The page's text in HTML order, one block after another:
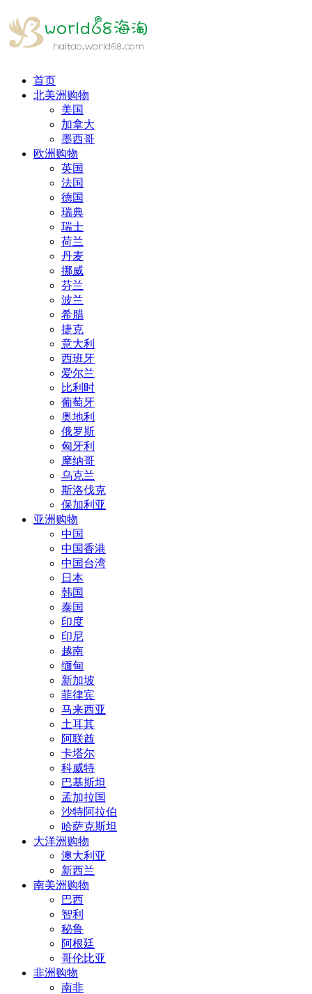
首页
北美洲购物
美国
加拿大
墨西哥
欧洲购物
英国
法国
德国
瑞典
瑞士
荷兰
丹麦
挪威
芬兰
波兰
希腊
捷克
意大利
西班牙
爱尔兰
比利时
葡萄牙
奥地利
俄罗斯
匈牙利
摩纳哥
乌克兰
斯洛伐克
保加利亚
亚洲购物
中国
中国香港
中国台湾
日本
韩国
泰国
印度
印尼
越南
缅甸
新加坡
菲律宾
马来西亚
土耳其
阿联酋
卡塔尔
科威特
巴基斯坦
孟加拉国
沙特阿拉伯
哈萨克斯坦
大洋洲购物
澳大利亚
新西兰
南美洲购物
巴西
智利
秘鲁
阿根廷
哥伦比亚
非洲购物
南非